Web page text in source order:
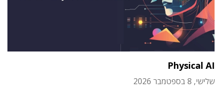
Physical AI
שלישי, 8 בספטמבר 2026